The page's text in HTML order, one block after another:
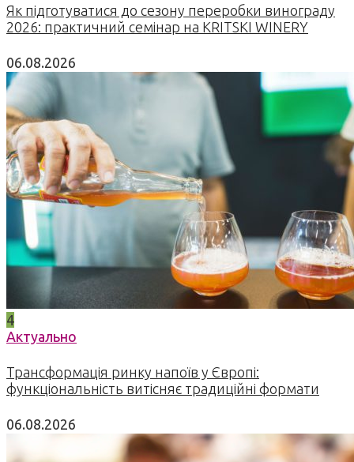
Як підготуватися до сезону переробки винограду
2026: практичний семінар на KRITSKI WINERY
06.08.2026
4
Актуально
Трансформація ринку напоїв у Європі:
функціональність витісняє традиційні формати
06.08.2026